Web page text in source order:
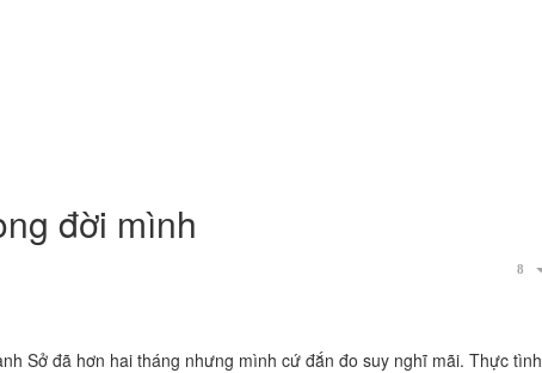
đời mình
Sở đã hơn hai tháng nhưng mình cứ đắn đo suy nghĩ mãi. Thực tình